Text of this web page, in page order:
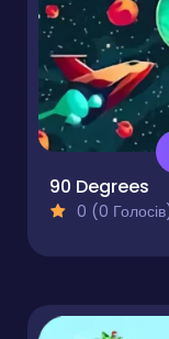
90 Degrees
0 (0